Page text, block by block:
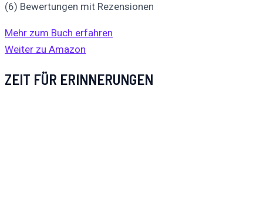
(6) Bewertungen mit Rezensionen
Mehr zum Buch erfahren
Weiter zu Amazon
ZEIT FÜR ERINNERUNGEN